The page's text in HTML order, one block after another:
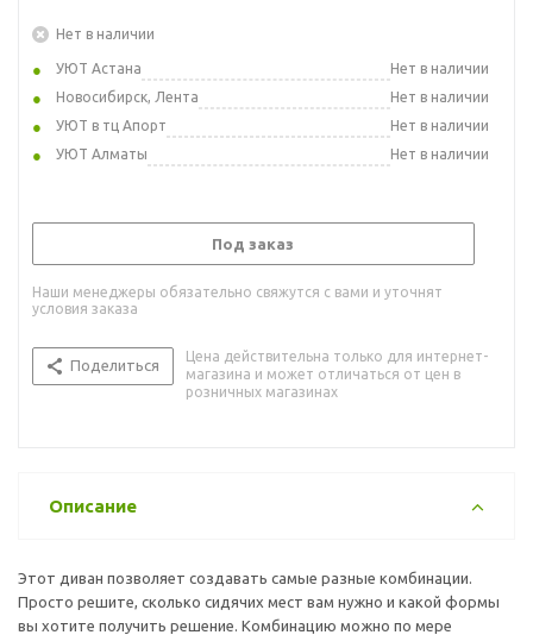
Нет в наличии
УЮТ Астана
Нет в наличии
Новосибирск, Лента
Нет в наличии
УЮТ в тц Апорт
Нет в наличии
УЮТ Алматы
Нет в наличии
Под заказ
Наши менеджеры обязательно свяжутся с вами и уточнят
условия заказа
Поделиться
Цена действительна только для интернет-
магазина и может отличаться от цен в
розничных магазинах
Описание
Этот диван позволяет создавать самые разные комбинации.
Просто решите, сколько сидячих мест вам нужно и какой формы
вы хотите получить решение. Комбинацию можно по мере